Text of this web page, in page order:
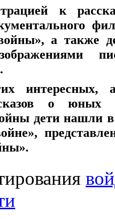
к
а также
интересных,
о юных
дети нашли